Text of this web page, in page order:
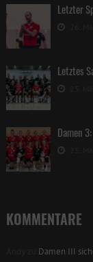
Letzter
Letztes
Damen
KOMMENTARE
Damen III